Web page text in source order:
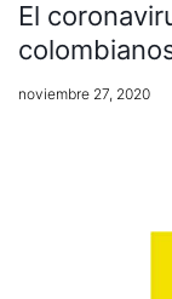
El
noviembre 27, 2020